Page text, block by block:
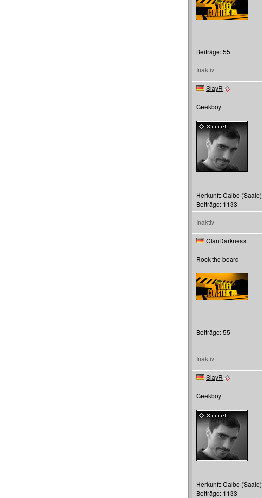
Beiträge: 55
Inaktiv
SlayR
Geekboy
Herkunft: Calbe (Saale)
Beiträge: 1133
Inaktiv
ClanDarkness
Rock the board
Beiträge: 55
Inaktiv
SlayR
Geekboy
Herkunft: Calbe (Saale)
Beiträge: 1133